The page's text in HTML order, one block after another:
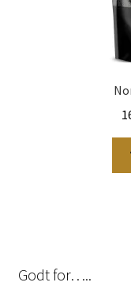
Godt for…..